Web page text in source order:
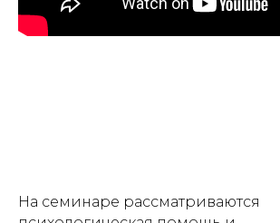
На семинаре рассматриваются